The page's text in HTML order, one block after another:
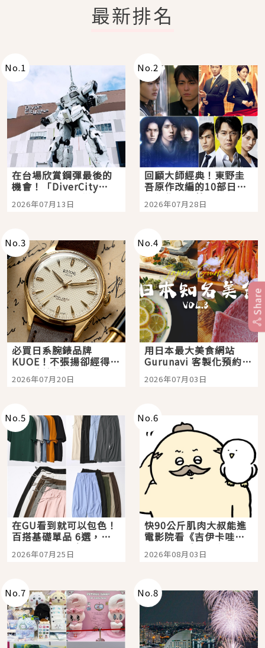
最新排名
No.1
在台場欣賞鋼彈最後的
機會！「DiverCity
Tokyo Plaza」搭船、
購物、美食及夜景，一
2026年07月13日
No.2
回顧大師經典！東野圭
吾原作改編的10部日本
影視作品推薦
2026年07月28日
No.3
必買日系腕錶品牌
KUOE！不張揚卻經得起
時間洗鍊的經典之作五
選
2026年07月20日
No.4
用日本最大美食網站
Gurunavi 客製化預約九
大都市餐廳，打造專屬
美食體驗！
2026年07月03日
No.5
在GU看到就可以包色！
百搭基礎單品 6選，閉
眼全收也不心疼
2026年07月25日
No.6
快90公斤肌肉大叔能進
電影院看《吉伊卡哇》
嗎？日本重金屬樂團
「打首」會長與nagano
2026年08月03日
No.7 No.8
Share